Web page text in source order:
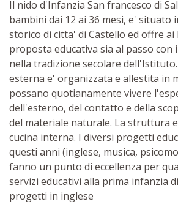
Il nido d'Infanzia San francesco di
bambini dai 12 ai 36 mesi, e' situato
storico di citta' di Castello ed offre ai
proposta educativa sia al passo con
nella tradizione secolare
esterna e' organizzata e allestita in
possano quotianamente vivere
dell'esterno, del contatto e della
del materiale naturale. La struttura
cucina interna. I diversi progetti
questi anni (inglese, musica,
fanno un punto di eccellenza per
servizi educativi alla prima infanzia
progetti in inglese